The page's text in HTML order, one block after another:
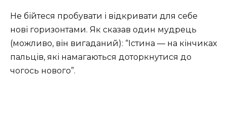
Не бійтеся пробувати і відкривати для себе
нові горизонтами. Як сказав один мудрець
(можливо, він вигаданий): “Істина — на кінчиках
пальців, які намагаються доторкнутися до
чогось нового”.